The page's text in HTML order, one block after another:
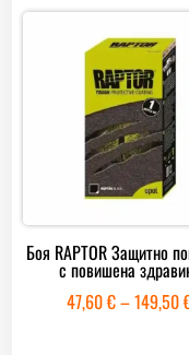
Боя RAPTOR Защитно
с повишена
47,60€–149,50